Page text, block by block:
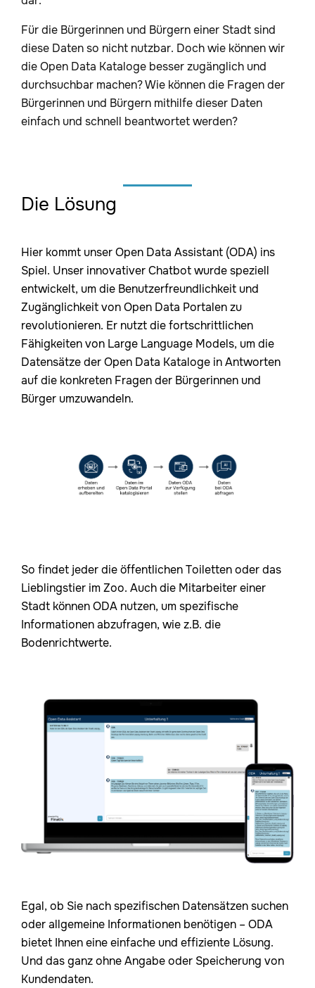
Für die Bürgerinnen und Bürgern einer Stadt sind
diese Daten so nicht nutzbar. Doch wie können wir
die Open Data Kataloge besser zugänglich und
durchsuchbar machen? Wie können die Fragen der
Bürgerinnen und Bürgern mithilfe dieser Daten
einfach und schnell beantwortet werden?
Die Lösung
Hier kommt unser Open Data Assistant (ODA) ins
Spiel. Unser innovativer Chatbot wurde speziell
entwickelt, um die Benutzerfreundlichkeit und
Zugänglichkeit von Open Data Portalen zu
revolutionieren. Er nutzt die fortschrittlichen
Fähigkeiten von Large Language Models, um die
Datensätze der Open Data Kataloge in Antworten
auf die konkreten Fragen der Bürgerinnen und
Bürger umzuwandeln.
So findet jeder die öffentlichen Toiletten oder das
Lieblingstier im Zoo. Auch die Mitarbeiter einer
Stadt können ODA nutzen, um spezifische
Informationen abzufragen, wie z.B. die
Bodenrichtwerte.
Egal, ob Sie nach spezifischen Datensätzen suchen
oder allgemeine Informationen benötigen – ODA
bietet Ihnen eine einfache und effiziente Lösung.
Und das ganz ohne Angabe oder Speicherung von
Kundendaten.